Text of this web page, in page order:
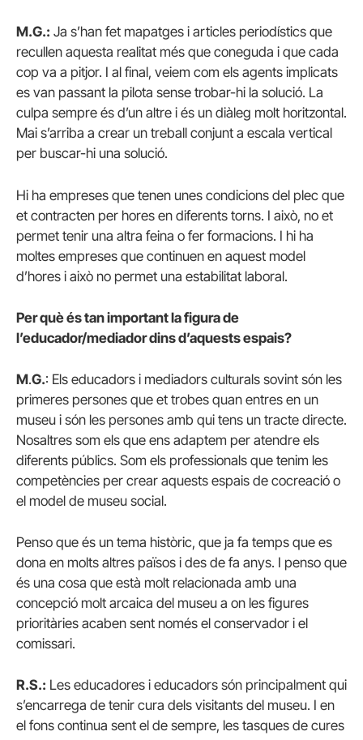
M.G.: Ja s’han fet mapatges i articles periodístics que
recullen aquesta realitat més que coneguda i que cada
cop va a pitjor. I al final, veiem com els agents implicats
es van passant la pilota sense trobar-hi la solució. La
culpa sempre és d’un altre i és un diàleg molt horitzontal.
Mai s’arriba a crear un treball conjunt a escala vertical
per buscar-hi una solució.
Hi ha empreses que tenen unes condicions del plec que
et contracten per hores en diferents torns. I això, no et
permet tenir una altra feina o fer formacions. I hi ha
moltes empreses que continuen en aquest model
d’hores i això no permet una estabilitat laboral.
Per què és tan important la figura de
l’educador/mediador dins d’aquests espais?
M.G.: Els educadors i mediadors culturals sovint són les
primeres persones que et trobes quan entres en un
museu i són les persones amb qui tens un tracte directe.
Nosaltres som els que ens adaptem per atendre els
diferents públics. Som els professionals que tenim les
competències per crear aquests espais de cocreació o
el model de museu social.
Penso que és un tema històric, que ja fa temps que es
dona en molts altres països i des de fa anys. I penso que
és una cosa que està molt relacionada amb una
concepció molt arcaica del museu a on les figures
prioritàries acaben sent només el conservador i el
comissari.
R.S.: Les educadores i educadors són principalment qui
s’encarrega de tenir cura dels visitants del museu. I en
el fons continua sent el de sempre, les tasques de cures